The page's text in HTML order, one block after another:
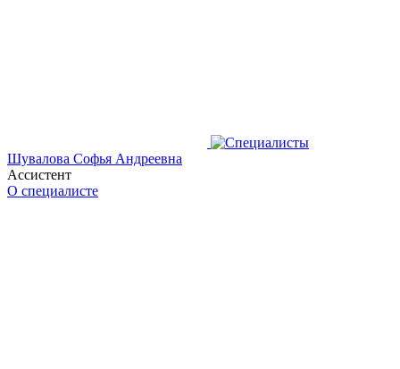
Шувалова Софья Андреевна
Ассистент
О специалисте